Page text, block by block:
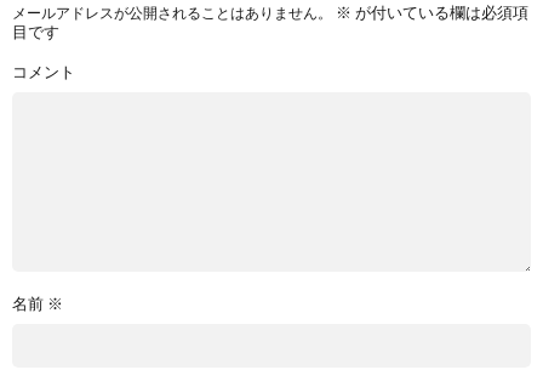
メールアドレスが公開されることはありません。 ※ が付いている欄は必須項
目です
コメント
名前 ※